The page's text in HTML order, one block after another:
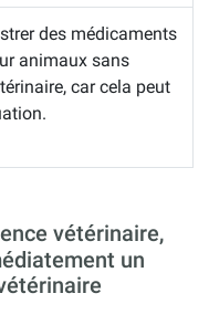
des médicaments
animaux sans
car cela peut
vétérinaire,
un